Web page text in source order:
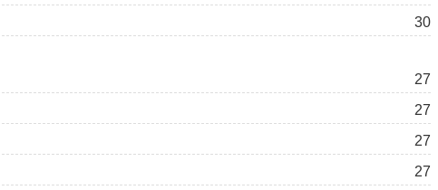
30
27
27
27
27